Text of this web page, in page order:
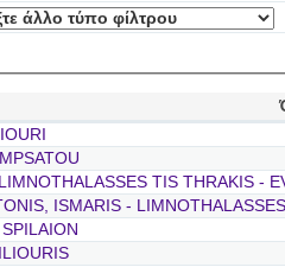
TIS THRAKIS -
ISMARIS -